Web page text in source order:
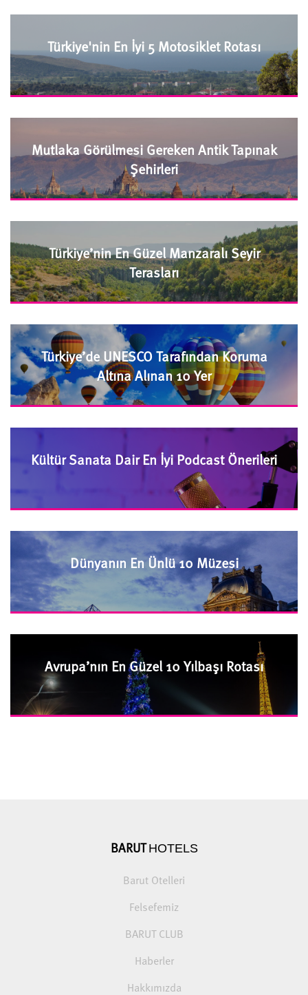
Türkiye'nin En İyi 5 Motosiklet Rotası
Mutlaka Görülmesi Gereken Antik Tapınak
Şehirleri
Türkiye’nin En Güzel Manzaralı Seyir
Terasları
Türkiye’de UNESCO Tarafından Koruma
Altına Alınan 10 Yer
Kültür Sanata Dair En İyi Podcast Önerileri
Dünyanın En Ünlü 10 Müzesi
Avrupa’nın En Güzel 10 Yılbaşı Rotası
BARUT HOTELS
Barut Otelleri
Felsefemiz
BARUT CLUB
Haberler
Hakkımızda